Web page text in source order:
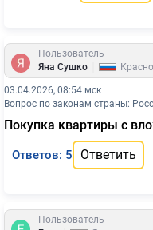
Пользователь
Яна Сушко
03.04.2026, 08:54 мск
Вопрос по законам страны:
Покупка квартиры с
Ответов: 5 Ответить
Пользователь